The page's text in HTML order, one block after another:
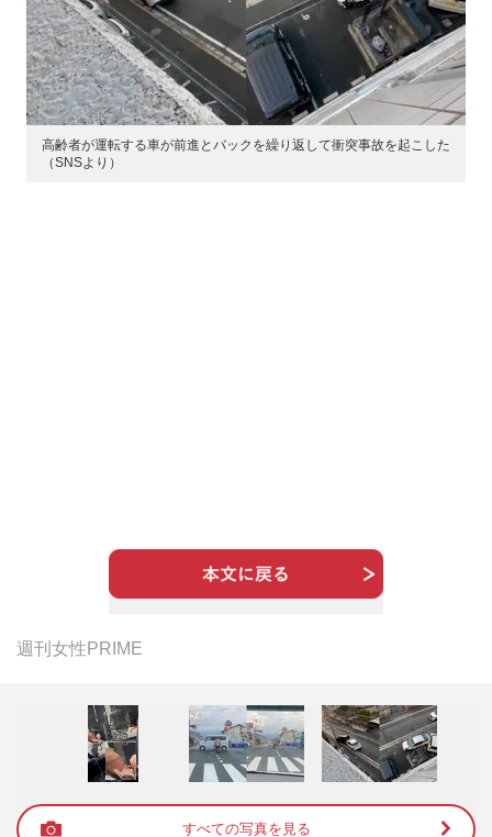
高齢者が運転する車が前進とバックを繰り返して衝突事故を起こした
（SNSより）
週刊女性PRIME
すべての写真を見る